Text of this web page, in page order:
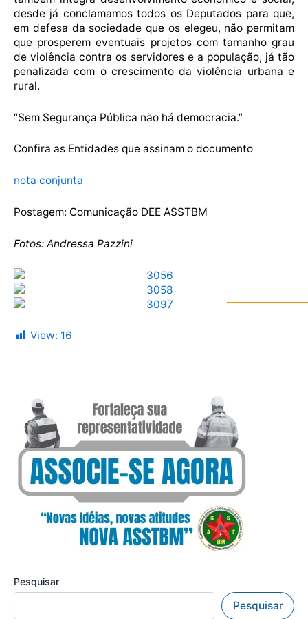
desde já conclamamos todos os Deputados para que,
em defesa da sociedade que os elegeu, não permitam
que prosperem eventuais projetos com tamanho grau
de violência contra os servidores e a população, já tão
penalizada com o crescimento da violência urbana e
rural.
“Sem Segurança Pública não há democracia.”
Confira as Entidades que assinam o documento
nota conjunta
Postagem: Comunicação DEE ASSTBM
Fotos: Andressa Pazzini
View: 16
Pesquisar
Pesquisar